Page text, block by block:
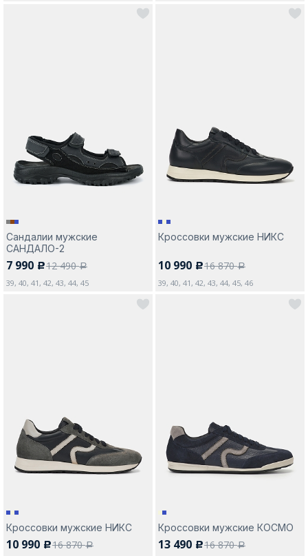
Сандалии мужские
САНДАЛО-2
7 990 c12 490a
39, 40, 41, 42, 43, 44, 45
Кроссовки мужские НИКС
10 990 c16 870a
39, 40, 41, 42, 43, 44, 45, 46
Кроссовки мужские НИКС
10 990 c16 870a
Кроссовки мужские КОСМО
13 490 c16 870a